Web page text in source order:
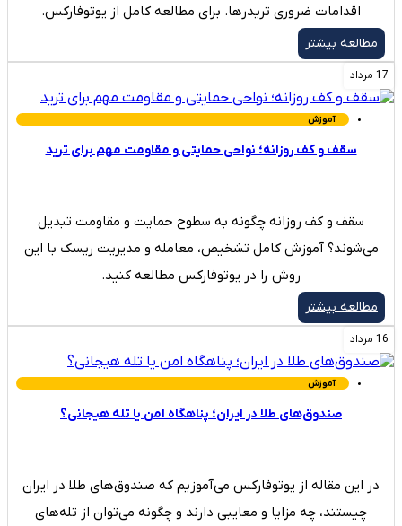
اقدامات ضروری تریدرها. برای مطالعه کامل از یوتوفارکس.
مطالعه بیشتر
17 مرداد
آموزش
سقف و کف روزانه؛ نواحی حمایتی و مقاومت مهم برای ترید
سقف و کف روزانه چگونه به سطوح حمایت و مقاومت تبدیل
می‌شوند؟ آموزش کامل تشخیص، معامله و مدیریت ریسک با این
روش را در یوتوفارکس مطالعه کنید.
مطالعه بیشتر
16 مرداد
آموزش
صندوق‌های طلا در ایران؛ پناهگاه امن یا تله هیجانی؟
در این مقاله از یوتوفارکس می‌آموزیم که صندوق‌های طلا در ایران
چیستند، چه مزایا و معایبی دارند و چگونه می‌توان از تله‌های